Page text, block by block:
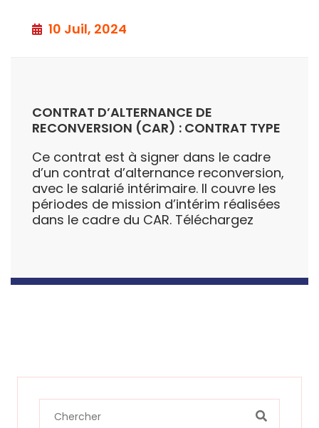
10 Juil, 2024
CONTRAT D’ALTERNANCE DE
RECONVERSION (CAR) : CONTRAT TYPE
Ce contrat est à signer dans le cadre
d’un contrat d’alternance reconversion,
avec le salarié intérimaire. Il couvre les
périodes de mission d’intérim réalisées
dans le cadre du CAR. Téléchargez